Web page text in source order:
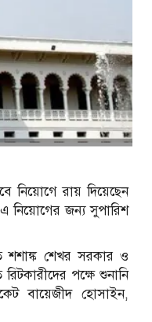
নিয়োগে রায় দিয়েছেন
নিয়োগের জন্য সুপারিশ
শশাঙ্ক শেখর সরকার ও
পক্ষে শুনানি
বায়েজীদ হোসাইন,